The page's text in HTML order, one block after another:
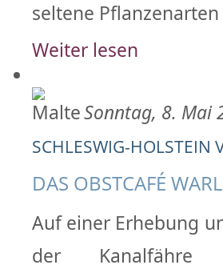
seltene
Weiter lesen
Sonntag, 8. Mai
SCHLESWIG-HOLSTEIN
DAS OBSTCAFÉ
Auf einer Erhebung
der Kanalfähre